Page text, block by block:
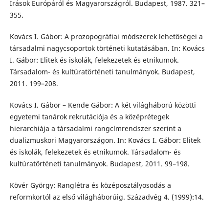
Írások Európáról és Magyarországról. Budapest, 1987. 321–
355.
Kovács I. Gábor: A prozopográfiai módszerek lehetőségei a
társadalmi nagycsoportok történeti kutatásában. In: Kovács
I. Gábor: Elitek és iskolák, felekezetek és etnikumok.
Társadalom- és kultúratörténeti tanulmányok. Budapest,
2011. 199–208.
Kovács I. Gábor – Kende Gábor: A két világháború közötti
egyetemi tanárok rekrutációja és a középrétegek
hierarchiája a társadalmi rangcímrendszer szerint a
dualizmuskori Magyarországon. In: Kovács I. Gábor: Elitek
és iskolák, felekezetek és etnikumok. Társadalom- és
kultúratörténeti tanulmányok. Budapest, 2011. 99–198.
Kövér György: Ranglétra és középosztályosodás a
reformkortól az első világháborúig. Századvég 4. (1999):14.